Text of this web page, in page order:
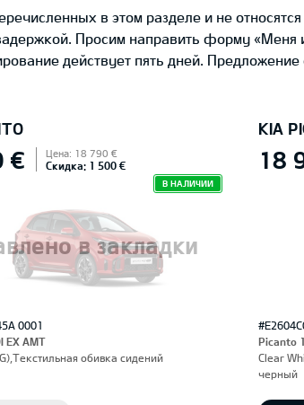
в этом разделе и не
Просим направить форму
действует пять дней.
в закладки
€ Цена: 18 790 €
Скидка: 1 500 €
В НАЛИЧИИ
0001
EX AMT
обивка сидений
KIA
18
Picanto
Clear
черный